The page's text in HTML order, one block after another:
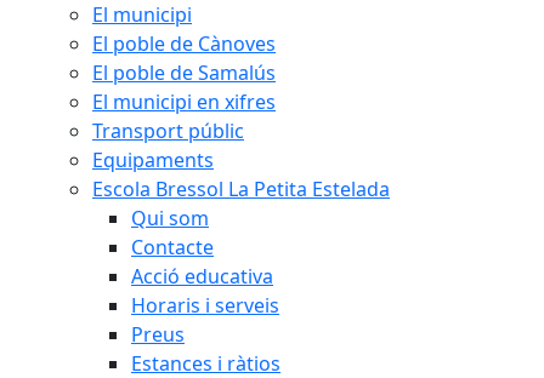
El municipi
El poble de Cànoves
El poble de Samalús
El municipi en xifres
Transport públic
Equipaments
Escola Bressol La Petita Estelada
Qui som
Contacte
Acció educativa
Horaris i serveis
Preus
Estances i ràtios